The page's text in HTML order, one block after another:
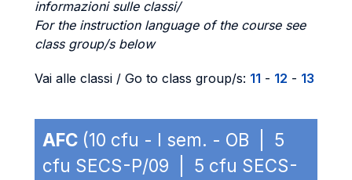
informazioni sulle classi/
For the instruction language of the course see
class group/s below
Vai alle classi / Go to class group/s: 11 - 12 - 13
AFC (10 cfu - I sem. - OB | 5
cfu SECS-P/09 | 5 cfu SECS-